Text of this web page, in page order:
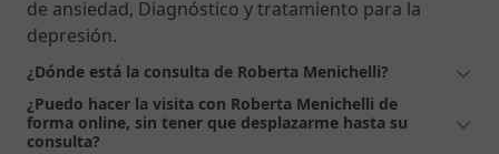
de ansiedad, Diagnóstico y tratamiento para la
depresión.
¿Dónde está la consulta de Roberta Menichelli?
¿Puedo hacer la visita con Roberta Menichelli de
forma online, sin tener que desplazarme hasta su
consulta?